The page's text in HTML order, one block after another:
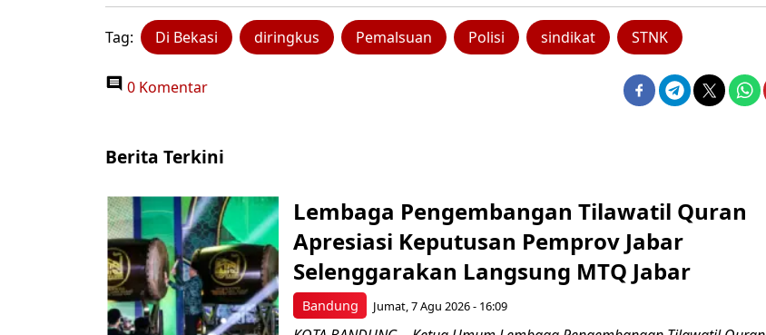
Tag: Di Bekasi diringkus Pemalsuan Polisi sindikat STNK
0 Komentar
Berita Terkini
Bandung
Lembaga Pengembangan Tilawatil Quran
Apresiasi Keputusan Pemprov Jabar
Selenggarakan Langsung MTQ Jabar
Jumat, 7 Agu 2026 - 16:09